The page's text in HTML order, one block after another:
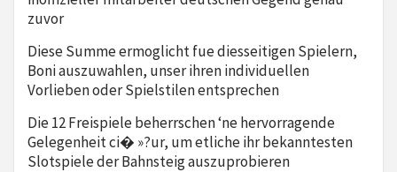
zuvor
Diese Summe ermoglicht fue diesseitigen Spielern,
Boni auszuwahlen, unser ihren individuellen
Vorlieben oder Spielstilen entsprechen
Die 12 Freispiele beherrschen ‘ne hervorragende
Gelegenheit ci� »?ur, um etliche ihr bekanntesten
Slotspiele der Bahnsteig auszuprobieren